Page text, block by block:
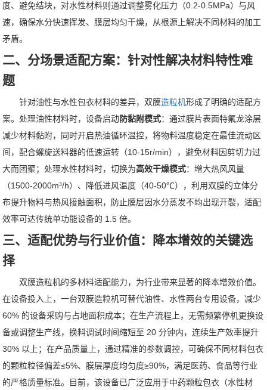
度、避免结块，对水性材料则通过调整雾化压力（0.2-0.5MPa）与风
速，确保水分快速挥发、膜层均匀干燥，从根源上解决不同材料的加工
矛盾。
二、分场景适配方案：针对性解决材料特性难
题
针对油性与水性包衣材料的差异，双膜造粒机形成了明确的适配方
案。处理油性材料时，设备启动防黏附模式：通过膜片表面特氟龙涂层
减少材料黏附，同时开启热油循环温控，将物料温度稳定在最佳流动区
间，配合螺旋送料器的低速运转（10-15r/min），避免材料因剪切力过
大而团聚；处理水性材料时，切换为高效干燥模式：增大热风风量
（1500-2000m³/h）、降低进风温度（40-50℃），利用双膜的立体分
布提升物料与热风接触面积，防止膜层因水分蒸发不均出现开裂，适配
效率可达传统单功能设备的 1.5 倍。
三、适配优势与行业价值：降本增效的关键选
择
双膜造粒机的多材料适配能力，为行业带来显著的降本增效价值。
在设备投入上，一台双膜造粒机可替代油性、水性两台专用设备，减少
60% 的设备采购与占地面积成本；在生产流程上，无需频繁停机更换设
备或调整生产线，换料调试时间缩短至 20 分钟内，连续生产效率提升
30% 以上；在产品质量上，通过精准的参数调控，可确保不同材料包衣
的颗粒粒径偏差≤5%、膜层厚度均匀度≥90%，满足医药、食品等行业
的严格质量标准。目前，该设备已广泛应用于中药颗粒包衣（水性材